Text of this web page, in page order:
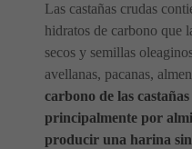
Las castañas crudas
hidratos de carbono que
secos y semillas
avellanas, pacanas,
carbono de las
principalmente por
producir una harina